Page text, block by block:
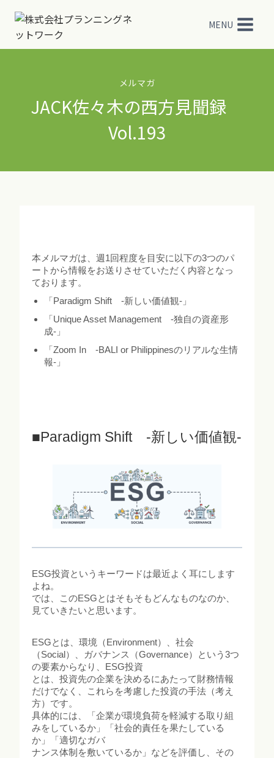
ス
MENU
メルマガ
JACK佐々木の西方見聞録
Vol.193
本メルマガは、週1回程度を目安に以下の3つのパ
ートから情報をお送りさせていただく内容となっ
ております。
「Paradigm Shift -新しい価値観-」
「Unique Asset Management -独自の資産形
成-」
「Zoom In -BALI or Philippinesのリアルな生情
報-」
■Paradigm Shift -新しい価値観-
ESG投資というキーワードは最近よく耳にします
よね。
では、このESGとはそもそもどんなものなのか、
見ていきたいと思います。
ESGとは、環境（Environment）、社会
（Social）、ガバナンス（Governance）という3つ
の要素からなり、ESG投資
とは、投資先の企業を決めるにあたって財務情報
だけでなく、これらを考慮した投資の手法（考え
方）です。
具体的には、「企業が環境負荷を軽減する取り組
みをしているか」「社会的責任を果たしている
か」「適切なガバ
ナンス体制を敷いているか」などを評価し、その